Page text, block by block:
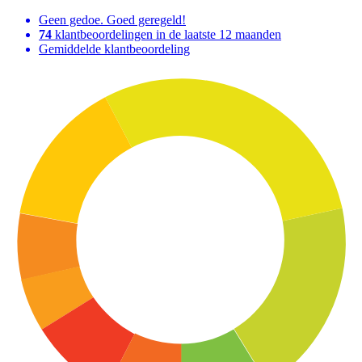
Geen gedoe. Goed geregeld!
74 klantbeoordelingen in de laatste 12 maanden
Gemiddelde klantbeoordeling